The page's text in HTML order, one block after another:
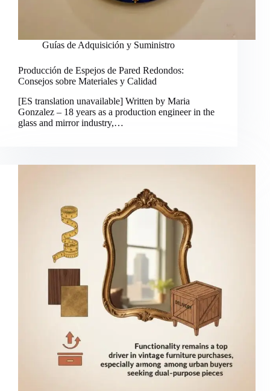
Guías de Adquisición y Suministro
Producción de Espejos de Pared Redondos:
Consejos sobre Materiales y Calidad
[ES translation unavailable] Written by Maria
Gonzalez – 18 years as a production engineer in the
glass and mirror industry,…